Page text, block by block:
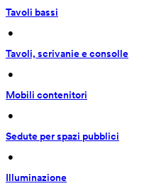
Tavoli bassi
•
Tavoli, scrivanie e consolle
•
Mobili contenitori
•
Sedute per spazi pubblici
•
Illuminazione